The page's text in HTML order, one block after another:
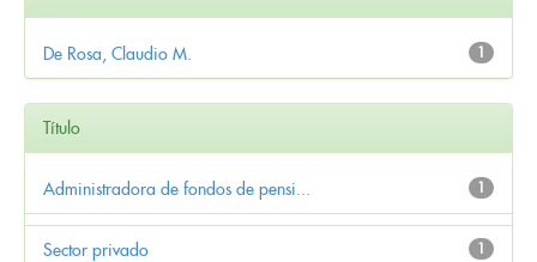
1
De Rosa, Claudio M.
Título
1
Administradora de fondos de pensi...
1
Sector privado